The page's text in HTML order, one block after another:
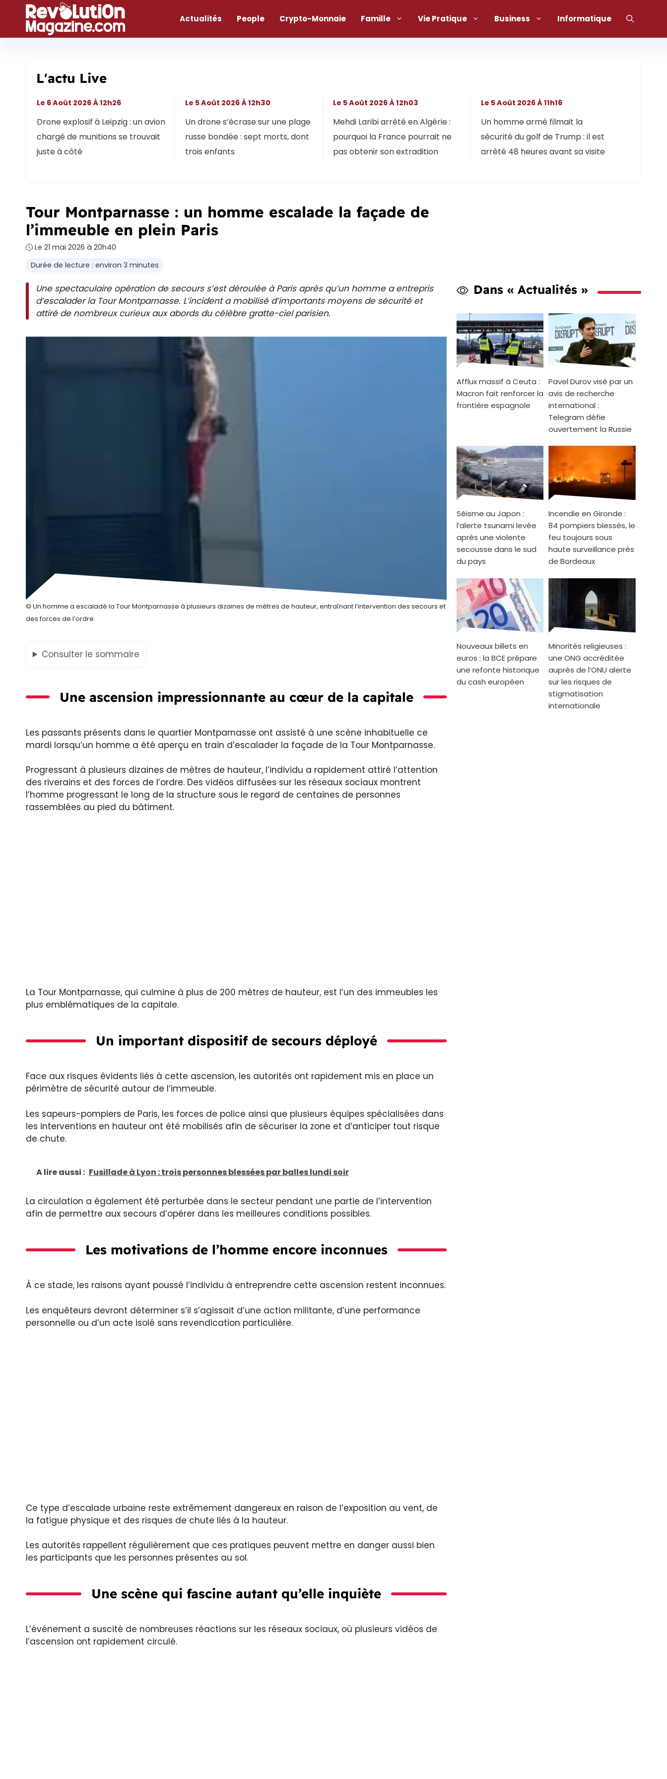
contenu
Actualités People Crypto-Monnaie Famille Vie Pratique Business Informatique
L'actu Live
Drone explosif à Leipzig : un avion
chargé de munitions se trouvait
juste à côté
Le 6 Août 2026 À 12h26
Un drone s’écrase sur une plage
russe bondée : sept morts, dont
trois enfants
Le 5 Août 2026 À 12h30
Mehdi Laribi arrêté en Algérie :
pourquoi la France pourrait ne
pas obtenir son extradition
Le 5 Août 2026 À 12h03
Un homme armé filmait la
sécurité du golf de Trump : il est
arrêté 48 heures avant sa visite
Le 5 Août 2026 À 11h16
Tour Montparnasse : un homme escalade la façade de
l’immeuble en plein Paris
Le 21 mai 2026 à 20h40
Durée de lecture : environ 3 minutes
Une spectaculaire opération de secours s’est déroulée à Paris après qu’un homme a entrepris
d’escalader la Tour Montparnasse. L’incident a mobilisé d’importants moyens de sécurité et
attiré de nombreux curieux aux abords du célèbre gratte-ciel parisien.
© Un homme a escaladé la Tour Montparnasse à plusieurs dizaines de mètres de hauteur, entraînant l’intervention des secours et
des forces de l’ordre.
Consulter le sommaire
Une ascension impressionnante au cœur de la capitale
Les passants présents dans le quartier Montparnasse ont assisté à une scène inhabituelle ce
mardi lorsqu’un homme a été aperçu en train d’escalader la façade de la Tour Montparnasse.
Progressant à plusieurs dizaines de mètres de hauteur, l’individu a rapidement attiré l’attention
des riverains et des forces de l’ordre. Des vidéos diffusées sur les réseaux sociaux montrent
l’homme progressant le long de la structure sous le regard de centaines de personnes
rassemblées au pied du bâtiment.
La Tour Montparnasse, qui culmine à plus de 200 mètres de hauteur, est l’un des immeubles les
plus emblématiques de la capitale.
Un important dispositif de secours déployé
Face aux risques évidents liés à cette ascension, les autorités ont rapidement mis en place un
périmètre de sécurité autour de l’immeuble.
Les sapeurs-pompiers de Paris, les forces de police ainsi que plusieurs équipes spécialisées dans
les interventions en hauteur ont été mobilisés afin de sécuriser la zone et d’anticiper tout risque
de chute.
A lire aussi : Fusillade à Lyon : trois personnes blessées par balles lundi soir
La circulation a également été perturbée dans le secteur pendant une partie de l’intervention
afin de permettre aux secours d’opérer dans les meilleures conditions possibles.
Les motivations de l’homme encore inconnues
À ce stade, les raisons ayant poussé l’individu à entreprendre cette ascension restent inconnues.
Les enquêteurs devront déterminer s’il s’agissait d’une action militante, d’une performance
personnelle ou d’un acte isolé sans revendication particulière.
Ce type d’escalade urbaine reste extrêmement dangereux en raison de l’exposition au vent, de
la fatigue physique et des risques de chute liés à la hauteur.
Les autorités rappellent régulièrement que ces pratiques peuvent mettre en danger aussi bien
les participants que les personnes présentes au sol.
Une scène qui fascine autant qu’elle inquiète
L’événement a suscité de nombreuses réactions sur les réseaux sociaux, où plusieurs vidéos de
l’ascension ont rapidement circulé.
Dans « Actualités »
Afflux massif à Ceuta :
Macron fait renforcer la
frontière espagnole
Pavel Durov visé par un
avis de recherche
international :
Telegram défie
ouvertement la Russie
Séisme au Japon :
l’alerte tsunami levée
après une violente
secousse dans le sud
du pays
Incendie en Gironde :
84 pompiers blessés, le
feu toujours sous
haute surveillance près
de Bordeaux
Nouveaux billets en
euros : la BCE prépare
une refonte historique
du cash européen
Minorités religieuses :
une ONG accréditée
auprès de l’ONU alerte
sur les risques de
stigmatisation
internationale